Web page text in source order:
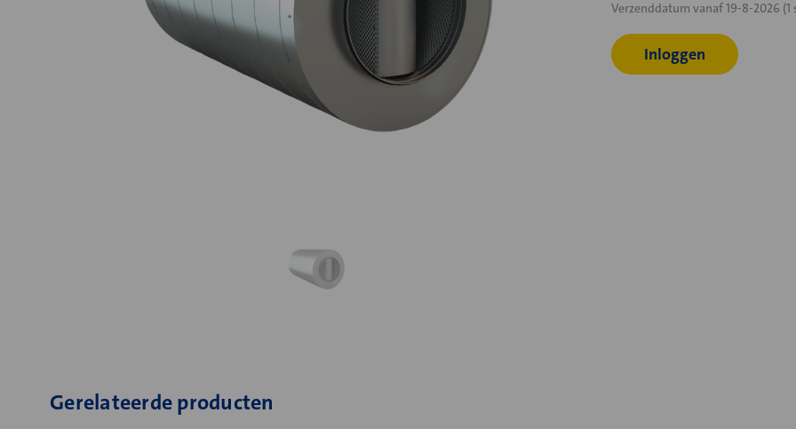
voorraad:
Verzenddatum vanaf 19-8-2026 (1
Inloggen
Gerelateerde producten